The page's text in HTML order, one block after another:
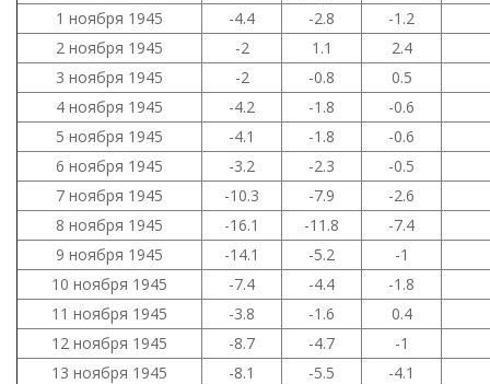
1 ноября 1945
-4.4 -2.8
-1.2
2 ноября 1945
-2 1.1
2.4
3 ноября 1945
-2 -0.8
0.5
4 ноября 1945
-4.2 -1.8
-0.6
5 ноября 1945
-4.1 -1.8
-0.6
6 ноября 1945
-3.2 -2.3
-0.5
7 ноября 1945
-10.3 -7.9
-2.6
8 ноября 1945
-16.1 -11.8
-7.4
9 ноября 1945
-14.1 -5.2
-1
10 ноября 1945
-7.4 -4.4
-1.8
11 ноября 1945
-3.8 -1.6
0.4
12 ноября 1945
-8.7 -4.7
-1
13 ноября 1945
-8.1 -5.5
-4.1